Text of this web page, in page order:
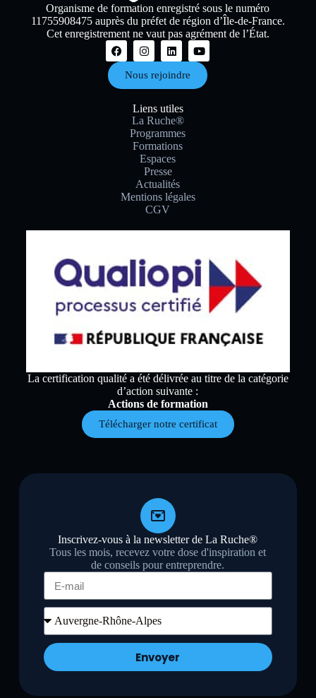
Organisme de formation enregistré sous le numéro
11755908475 auprès du préfet de région d’Île-de-France.
Cet enregistrement ne vaut pas agrément de l’État.
Nous rejoindre
Liens utiles
La Ruche®
Programmes
Formations
Espaces
Presse
Actualités
Mentions légales
CGV
La certification qualité a été délivrée au titre de la catégorie
d’action suivante :
Actions de formation
Télécharger notre certificat
Inscrivez-vous à la newsletter de La Ruche®
Tous les mois, recevez votre dose d'inspiration et
de conseils pour entreprendre.
Envoyer